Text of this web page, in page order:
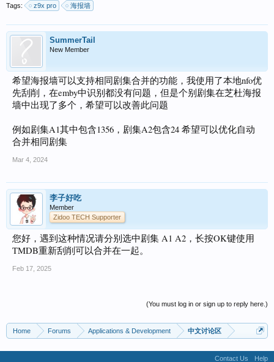
Tags: z9x pro 海报墙
SummerTail
New Member
希望海报墙可以支持相同剧集合并的功能，我使用了本地nfo优
先刮削，在emby中识别都没有问题，但是个别剧集在芝杜海报
墙中出现了多个，希望可以改善此问题
例如剧集A1其中包含1356，剧集A2包含24 希望可以优化自动
合并相同剧集
Mar 4, 2024
李子好吃
Member
Zidoo TECH Supporter
您好，遇到这种情况请分别选中剧集 A1 A2，长按OK键使用
TMDB重新刮削可以合并在一起。
Feb 17, 2025
(You must log in or sign up to reply here.)
Home Forums Applications & Development 中文讨论区
Contact Us Help